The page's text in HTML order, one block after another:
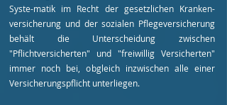
Syste-matik im Recht der gesetzlichen Kranken-
versicherung und der sozialen Pflegeversicherung
behält die Unterscheidung zwischen
"Pflichtversicherten" und "freiwillig Versicherten"
immer noch bei, obgleich inzwischen alle einer
Versicherungspflicht unterliegen.